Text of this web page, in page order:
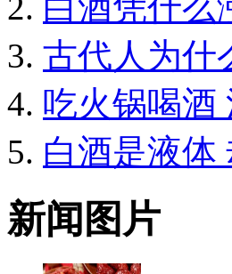
白酒凭什么
古代人为什
吃火锅喝酒
白酒是液体
新闻图片